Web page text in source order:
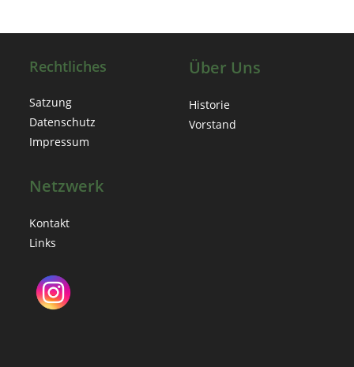
Rechtliches
Satzung
Datenschutz
Impressum
Über Uns
Historie
Vorstand
Netzwerk
Kontakt
Links